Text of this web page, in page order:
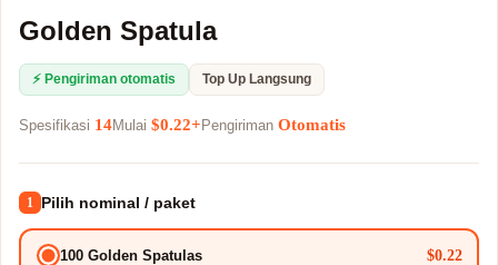
Golden Spatula
⚡ Pengiriman otomatis Top Up Langsung
Spesifikasi 14Mulai $0.22+ Pengiriman Otomatis
1 Pilih nominal / paket
100 Golden Spatulas $0.22